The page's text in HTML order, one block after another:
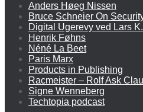
Anders Høeg Nissen
Bruce Schneier On
Digital Ugerevy ved Lars
Henrik Føhns
Néné La Beet
Paris Marx
Products in Publishing
Racmeister – Rolf Ask
Signe Wenneberg
Techtopia podcast